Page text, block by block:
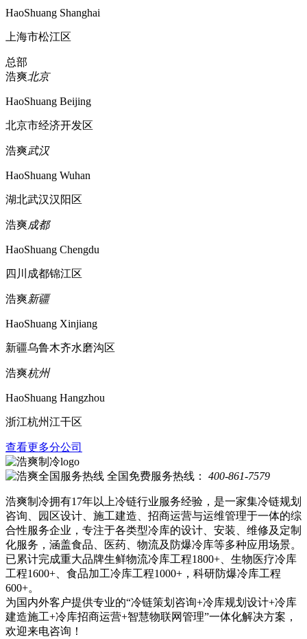
HaoShuang Shanghai
上海市松江区
总部
浩爽北京
HaoShuang Beijing
北京市经济开发区
浩爽武汉
HaoShuang Wuhan
湖北武汉汉阳区
浩爽成都
HaoShuang Chengdu
四川成都锦江区
浩爽新疆
HaoShuang Xinjiang
新疆乌鲁木齐水磨沟区
浩爽杭州
HaoShuang Hangzhou
浙江杭州江干区
查看更多分公司
全国免费服务热线： 400-861-7579
浩爽制冷拥有17年以上冷链行业服务经验，是一家集冷链规划
咨询、园区设计、施工建造、招商运营与运维管理于一体的综
合性服务企业，专注于各类型冷库的设计、安装、维修及定制
化服务，涵盖食品、医药、物流及防爆冷库等多种应用场景。
已累计完成重大品牌生鲜物流冷库工程1800+、生物医疗冷库
工程1600+、食品加工冷库工程1000+，科研防爆冷库工程
600+。
为国内外客户提供专业的“冷链策划咨询+冷库规划设计+冷库
建造施工+冷库招商运营+智慧物联网管理”一体化解决方案，
欢迎来电咨询！